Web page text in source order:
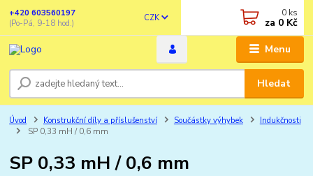
Menu
CZK
Hledat
+420 603560197
(Po-Pá, 9-18 hod.)
0 ks
za 0 Kč
Úvod Konstrukční díly a příslušenství Součástky výhybek
Indukčnosti
SP 0,33 mH / 0,6 mm
SP 0,33 mH / 0,6 mm